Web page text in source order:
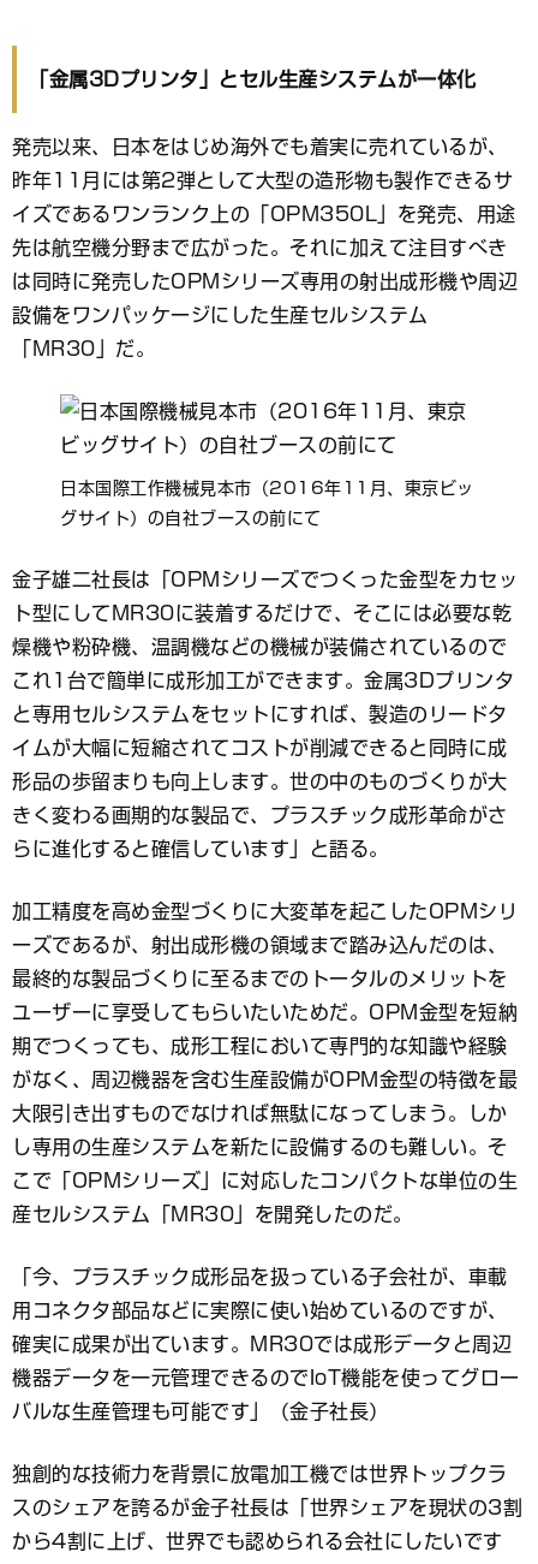
「金属3Dプリンタ」とセル生産システムが一体化
発売以来、日本をはじめ海外でも着実に売れているが、
昨年11月には第2弾として大型の造形物も製作できるサ
イズであるワンランク上の「OPM350L」を発売、用途
先は航空機分野まで広がった。それに加えて注目すべき
は同時に発売したOPMシリーズ専用の射出成形機や周辺
設備をワンパッケージにした生産セルシステム
「MR30」だ。
日本国際工作機械見本市（2016年11月、東京ビッ
グサイト）の自社ブースの前にて
金子雄二社長は「OPMシリーズでつくった金型をカセッ
ト型にしてMR30に装着するだけで、そこには必要な乾
燥機や粉砕機、温調機などの機械が装備されているので
これ1台で簡単に成形加工ができます。金属3Dプリンタ
と専用セルシステムをセットにすれば、製造のリードタ
イムが大幅に短縮されてコストが削減できると同時に成
形品の歩留まりも向上します。世の中のものづくりが大
きく変わる画期的な製品で、プラスチック成形革命がさ
らに進化すると確信しています」と語る。
加工精度を高め金型づくりに大変革を起こしたOPMシリ
ーズであるが、射出成形機の領域まで踏み込んだのは、
最終的な製品づくりに至るまでのトータルのメリットを
ユーザーに享受してもらいたいためだ。OPM金型を短納
期でつくっても、成形工程において専門的な知識や経験
がなく、周辺機器を含む生産設備がOPM金型の特徴を最
大限引き出すものでなければ無駄になってしまう。しか
し専用の生産システムを新たに設備するのも難しい。そ
こで「OPMシリーズ」に対応したコンパクトな単位の生
産セルシステム「MR30」を開発したのだ。
「今、プラスチック成形品を扱っている子会社が、車載
用コネクタ部品などに実際に使い始めているのですが、
確実に成果が出ています。MR30では成形データと周辺
機器データを一元管理できるのでIoT機能を使ってグロー
バルな生産管理も可能です」（金子社長）
独創的な技術力を背景に放電加工機では世界トップクラ
スのシェアを誇るが金子社長は「世界シェアを現状の3割
から4割に上げ、世界でも認められる会社にしたいです